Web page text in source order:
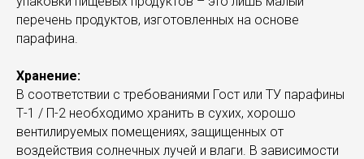
перечень продуктов, изготовленных на основе
парафина.
Хранение:
В соответствии с требованиями Гост или ТУ парафины
Т-1 / П-2 необходимо хранить в сухих, хорошо
вентилируемых помещениях, защищенных от
воздействия солнечных лучей и влаги. В зависимости